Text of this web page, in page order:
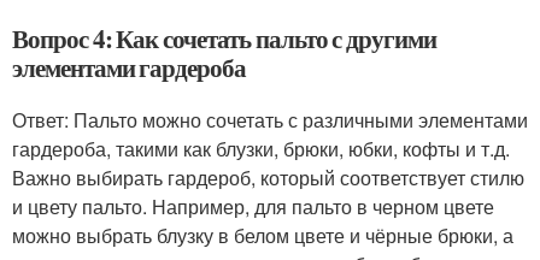
Вопрос 4: Как сочетать пальто с другими
элементами гардероба
Ответ: Пальто можно сочетать с различными элементами
гардероба, такими как блузки, брюки, юбки, кофты и т.д.
Важно выбирать гардероб, который соответствует стилю
и цвету пальто. Например, для пальто в черном цвете
можно выбрать блузку в белом цвете и чёрные брюки, а